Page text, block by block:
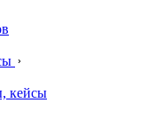
кейсы